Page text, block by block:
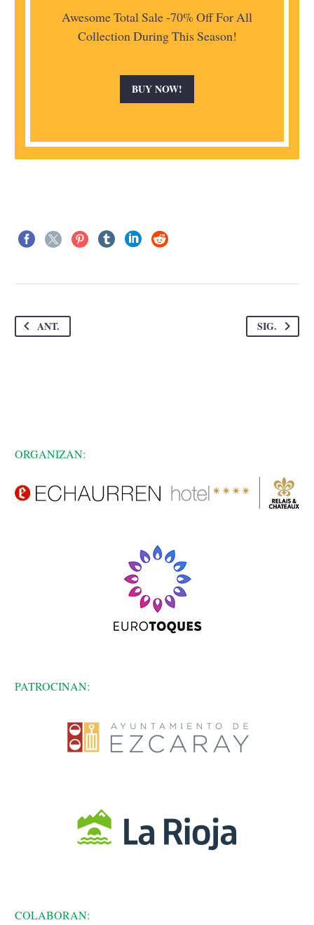
Awesome Total Sale -70% Off For All
Collection During This Season!
BUY NOW!
ANT. SIG.
ORGANIZAN:
PATROCINAN:
COLABORAN: